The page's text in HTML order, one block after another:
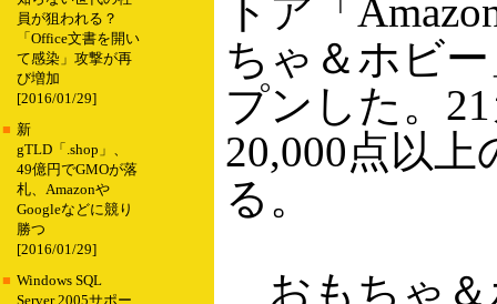
員が狙われる？
「Office文書を開い
て感染」攻撃が再
び増加
[2016/01/29]
■ 新
gTLD「.shop」、
49億円でGMOが落
札、Amazonや
Googleなどに競り
勝つ
[2016/01/29]
■ Windows SQL
Server 2005サポー
トア「
ちゃ＆ホビ
プンした。
20,000点以
る。
おもちゃ＆